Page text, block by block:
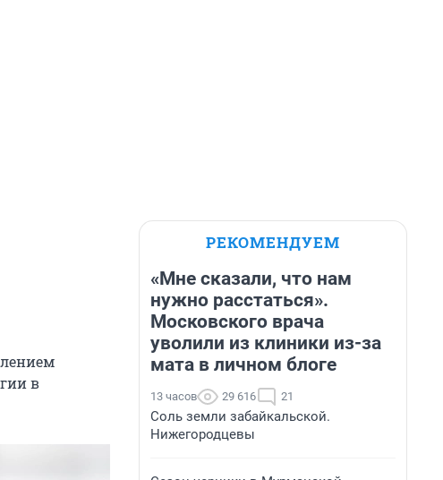
в
РЕКОМЕНДУЕМ
«Мне сказали, что нам
нужно расстаться».
Московского врача
уволили из клиники из-за
мата в личном блоге
13 часов 29 616 21
Соль земли забайкальской.
Нижегородцевы